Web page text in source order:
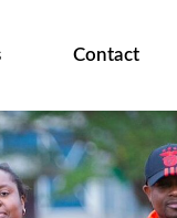
Contact